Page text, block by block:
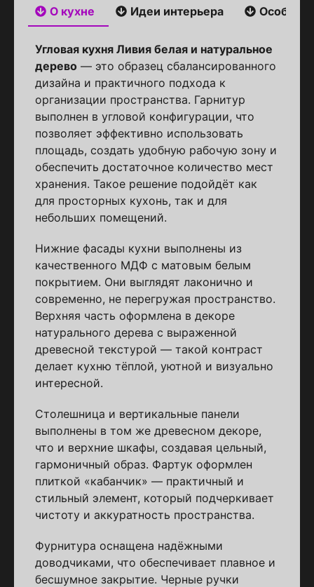
О кухне Идеи интерьера
Угловая кухня Ливия белая и натуральное
дерево — это образец сбалансированного
дизайна и практичного подхода к
организации пространства. Гарнитур
выполнен в угловой конфигурации, что
позволяет эффективно использовать
площадь, создать удобную рабочую зону и
обеспечить достаточное количество мест
хранения. Такое решение подойдёт как
для просторных кухонь, так и для
небольших помещений.
Нижние фасады кухни выполнены из
качественного МДФ с матовым белым
покрытием. Они выглядят лаконично и
современно, не перегружая пространство.
Верхняя часть оформлена в декоре
натурального дерева с выраженной
древесной текстурой — такой контраст
делает кухню тёплой, уютной и визуально
интересной.
Столешница и вертикальные панели
выполнены в том же древесном декоре,
что и верхние шкафы, создавая цельный,
гармоничный образ. Фартук оформлен
плиткой «кабанчик» — практичный и
стильный элемент, который подчеркивает
чистоту и аккуратность пространства.
Фурнитура оснащена надёжными
доводчиками, что обеспечивает плавное и
бесшумное закрытие. Черные ручки